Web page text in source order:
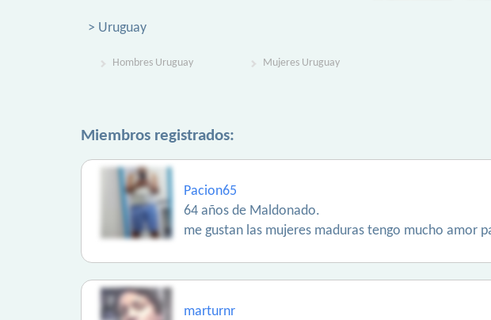
> Uruguay
Hombres Uruguay Mujeres Uruguay
Miembros registrados:
Pacion65
64 años de Maldonado.
me gustan las mujeres maduras tengo mucho amor
marturnr